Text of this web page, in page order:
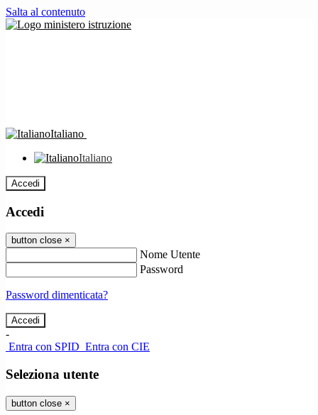
Salta al contenuto
Italiano
Italiano
Accedi
Accedi
button close ×
Nome Utente
Password
Password dimenticata?
-
Entra con SPID Entra con CIE
Seleziona utente
button close ×